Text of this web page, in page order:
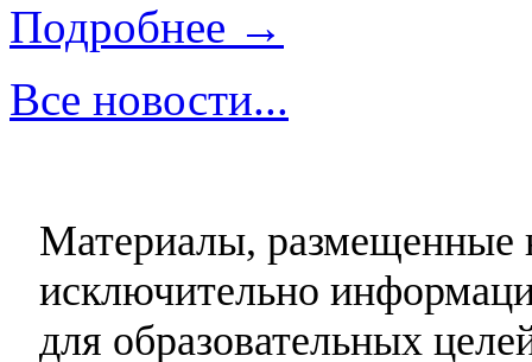
Подробнее →
Все новости...
Материалы, размещенные
исключительно
для образовательных